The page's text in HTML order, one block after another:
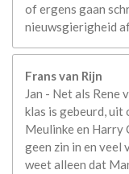
of ergens gaan
nieuwsgierigheid af
Frans van Rijn
Jan - Net als Rene
klas is gebeurd, uit
Meulinke en Harry
geen zin in en veel
weet alleen dat